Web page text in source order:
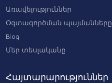
Առավելություններ
Օգտագործման պայմանները
Blog
Մեր տեսլականը
Հայտարարություններ